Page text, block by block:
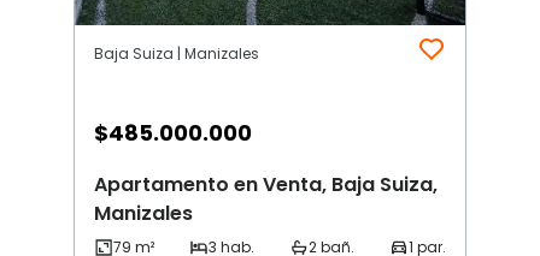
Baja Suiza | Manizales
$485.000.000
Apartamento en Venta, Baja Suiza,
Manizales